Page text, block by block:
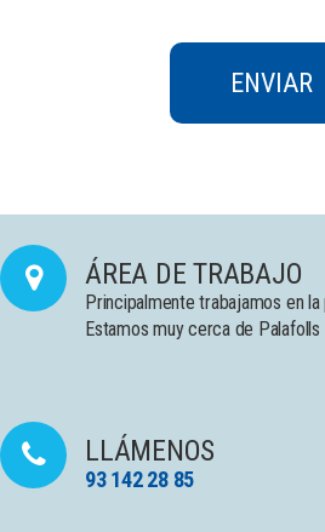
ÁREA DE TRABAJO
Principalmente trabajamos en
Estamos muy cerca de Palafolls
LLÁMENOS
93 142 28 85